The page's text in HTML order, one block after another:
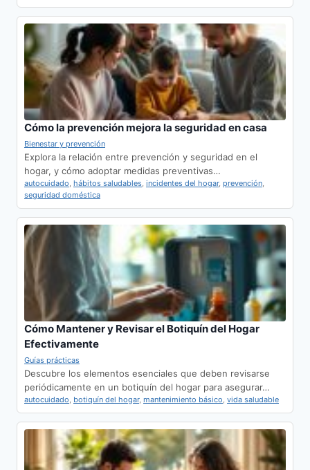
Cómo la prevención mejora la seguridad en casa
Bienestar y prevención
Explora la relación entre prevención y seguridad en el
hogar, y cómo adoptar medidas preventivas…
autocuidado, hábitos saludables, incidentes del hogar, prevención,
seguridad doméstica
Cómo Mantener y Revisar el Botiquín del Hogar
Efectivamente
Guías prácticas
Descubre los elementos esenciales que deben revisarse
periódicamente en un botiquín del hogar para asegurar…
autocuidado, botiquín del hogar, mantenimiento básico, vida saludable